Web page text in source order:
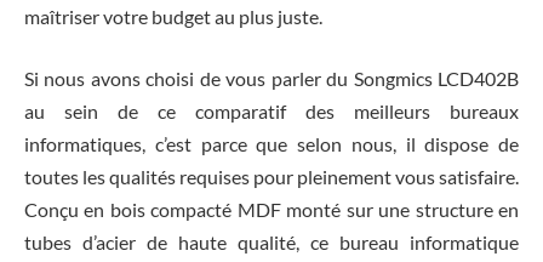
maîtriser votre budget au plus juste.
Si nous avons choisi de vous parler du Songmics LCD402B
au sein de ce comparatif des meilleurs bureaux
informatiques, c’est parce que selon nous, il dispose de
toutes les qualités requises pour pleinement vous satisfaire.
Conçu en bois compacté MDF monté sur une structure en
tubes d’acier de haute qualité, ce bureau informatique